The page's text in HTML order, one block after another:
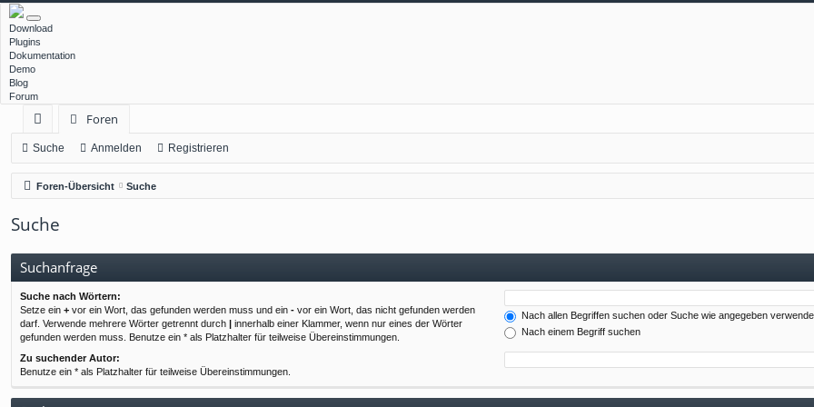
Download
Plugins
Dokumentation
Demo
Blog
Forum
ch
ne
llz
ug
Foren
Suche Anmelden Registrieren
Foren-Übersicht Suche
Suche
Suchanfrage
Suche nach Wörtern:
Setze ein + vor ein Wort, das gefunden werden muss und ein - vor ein Wort, das nicht gefunden werden
darf. Verwende mehrere Wörter getrennt durch | innerhalb einer Klammer, wenn nur eines der Wörter
gefunden werden muss. Benutze ein * als Platzhalter für teilweise Übereinstimmungen.
Nach allen Begriffen suchen oder Suche wie angegeben
Nach einem Begriff suchen
Zu suchender Autor:
Benutze ein * als Platzhalter für teilweise Übereinstimmungen.